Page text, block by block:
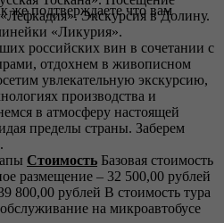
«Лефкадия». Экскурсия в Долину.
«Ликурия».
российских вин в сочетании с
отдохнем в живописном
увлекательную экскурсию,
производства и
в атмосферу настоящей
пределы страны. Заберем
Стоимость Базовая стоимость
размещение – 32 500,00 рублей
800,00 рублей В стоимость тура
на микроавтобусе
же подтверждаете что вам